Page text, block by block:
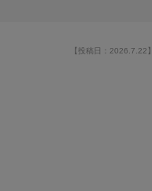
【投稿日：2026.7.22】